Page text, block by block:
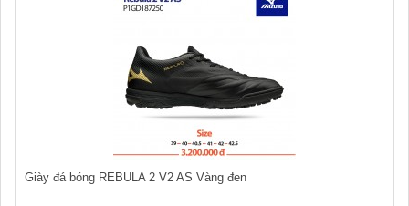
Giày đá bóng REBULA 2 V2 AS Vàng đen